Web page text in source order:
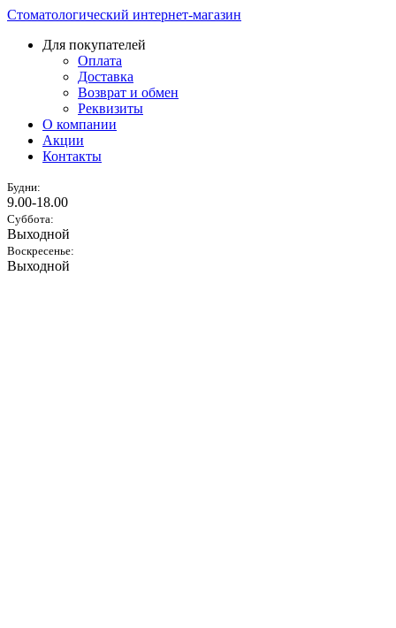
Стоматологический интернет-магазин
Для покупателей
Оплата
Доставка
Возврат и обмен
Реквизиты
О компании
Акции
Контакты
Будни:
9.00-18.00
Суббота:
Выходной
Воскресенье:
Выходной